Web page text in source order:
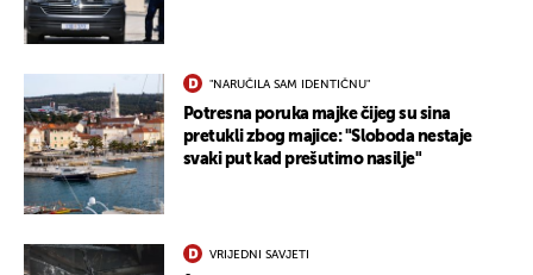
"NARUČILA SAM IDENTIČNU"
Potresna poruka majke čijeg su sina
pretukli zbog majice: "Sloboda nestaje
svaki put kad prešutimo nasilje"
VRIJEDNI SAVJETI
UKLJUČITE NOTIFIKACIJE